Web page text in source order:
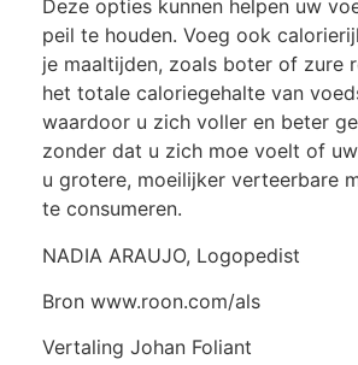
Deze opties kunnen helpen uw
peil te houden. Voeg ook
je maaltijden, zoals boter of zure
het totale caloriegehalte van
waardoor u zich voller en beter
zonder dat u zich moe voelt of
u grotere, moeilijker verteerbare
te consumeren.
NADIA ARAUJO, Logopedist
Bron www.roon.com/als
Vertaling Johan Foliant